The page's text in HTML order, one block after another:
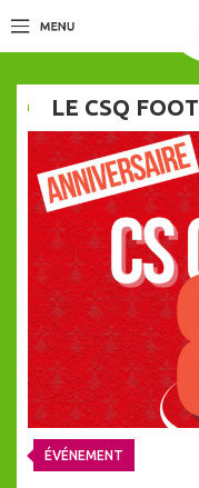
LE CSQ
ÉVÉNEMENT